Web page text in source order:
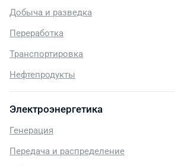
Добыча и разведка
Переработка
Транспортировка
Нефтепродукты
Электроэнергетика
Генерация
Передача и распределение